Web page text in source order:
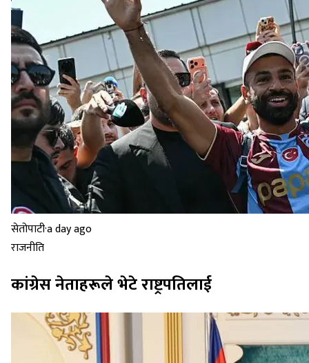
सेतोपाटी·a day ago
राजनीति
कांग्रेस नेताहरूले भेटे राष्ट्रपतिलाई